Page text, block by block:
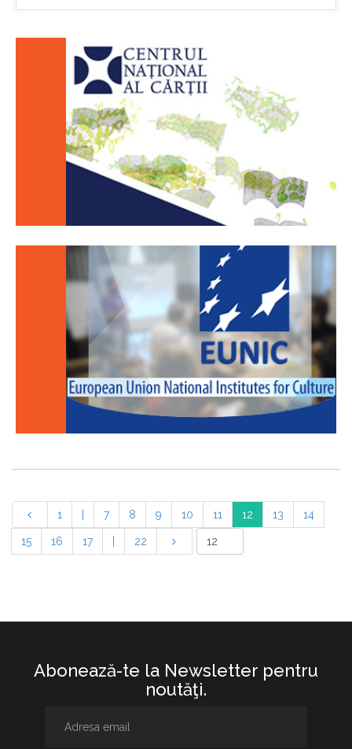
1 7 8 9 10 11 12 13 14
15 16 17 22
Abonează-te la Newsletter pentru
noutăţi.